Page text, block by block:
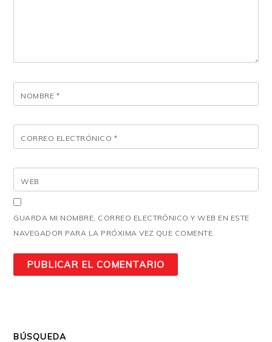
NOMBRE *
CORREO ELECTRÓNICO *
WEB
GUARDA MI NOMBRE, CORREO ELECTRÓNICO Y WEB EN ESTE
NAVEGADOR PARA LA PRÓXIMA VEZ QUE COMENTE.
BÚSQUEDA